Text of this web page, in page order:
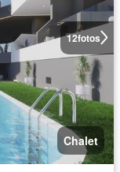
12fotos
Chalet